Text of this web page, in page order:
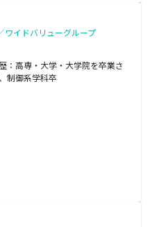
ワイドバリューグループ
：高専・大学・大学院を卒業さ
制御系学科卒